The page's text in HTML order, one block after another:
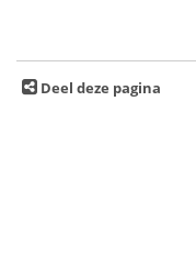
Deel deze pagina